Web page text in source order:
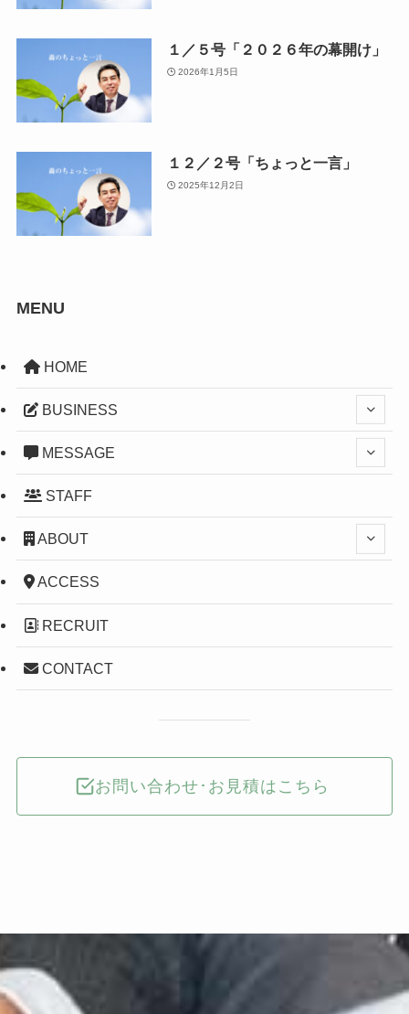
１／５号「２０２６年の幕開け」
2026年1月5日
１２／２号「ちょっと一言」
2025年12月2日
MENU
HOME
BUSINESS
MESSAGE
STAFF
ABOUT
ACCESS
RECRUIT
CONTACT
お問い合わせ･お見積はこちら